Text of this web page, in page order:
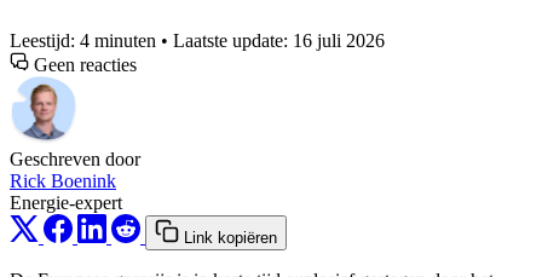
Leestijd: 4 minuten • Laatste update: 16 juli 2026
Geen reacties
Geschreven door
Rick Boenink
Energie-expert
Link kopiëren